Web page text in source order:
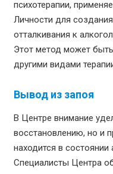
психотерапии,
Личности для
отталкивания к
Этот метод может
другими видами
Вывод из запоя
В Центре внимание
восстановлению, но и
находится в состоянии
Специалисты Центра